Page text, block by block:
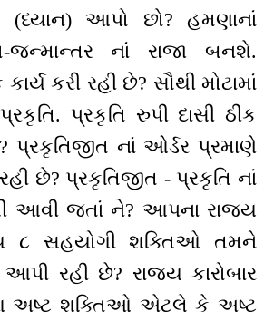
આપો છો? હમણાનાં
નાં રાજા બનશે.
કરી રહી છે? સૌથી મોટામાં
પ્રકૃતિ રુપી દાસી ઠીક
પ્રકૃતિજીત નાં ઓર્ડર પ્રમાણે
રહી છે? પ્રકૃતિજીત - પ્રકૃતિ નાં
આવી જતાં ને? આપના રાજ્ય
૮ સહયોગી શક્તિઓ તમને
આપી રહી છે? રાજ્ય કારોબાર
અષ્ટ શક્તિઓ એટલે કે અષ્ટ